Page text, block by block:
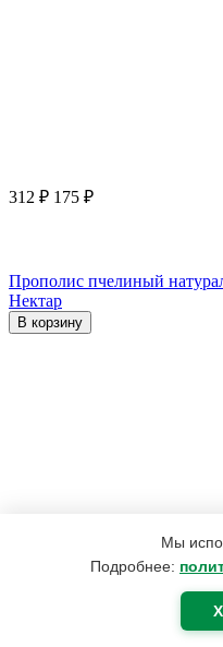
Мы
Подробнее:
312 ₽ 175 ₽
Прополис пчелиный
Нектар
В корзину